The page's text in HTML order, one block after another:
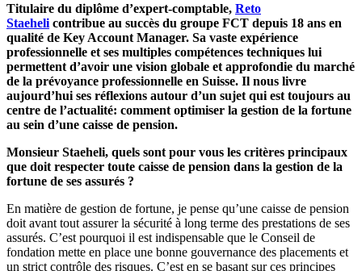
Titulaire du diplôme d’expert-comptable, Reto
Staeheli contribue au succès du groupe FCT depuis 18 ans en
qualité de Key Account Manager. Sa vaste expérience
professionnelle et ses multiples compétences techniques lui
permettent d’avoir une vision globale et approfondie du marché
de la prévoyance professionnelle en Suisse. Il nous livre
aujourd’hui ses réflexions autour d’un sujet qui est toujours au
centre de l’actualité: comment optimiser la gestion de la fortune
au sein d’une caisse de pension.
Monsieur Staeheli, quels sont pour vous les critères principaux
que doit respecter toute caisse de pension dans la gestion de la
fortune de ses assurés ?
En matière de gestion de fortune, je pense qu’une caisse de pension
doit avant tout assurer la sécurité à long terme des prestations de ses
assurés. C’est pourquoi il est indispensable que le Conseil de
fondation mette en place une bonne gouvernance des placements et
un strict contrôle des risques. C’est en se basant sur ces principes